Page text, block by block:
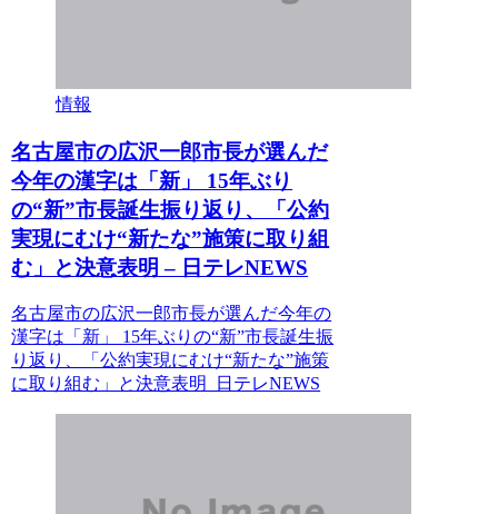
情報
名古屋市の広沢一郎市長が選んだ
今年の漢字は「新」 15年ぶり
の“新”市長誕生振り返り、「公約
実現にむけ“新たな”施策に取り組
む」と決意表明 – 日テレNEWS
名古屋市の広沢一郎市長が選んだ今年の
漢字は「新」 15年ぶりの“新”市長誕生振
り返り、「公約実現にむけ“新たな”施策
に取り組む」と決意表明 日テレNEWS